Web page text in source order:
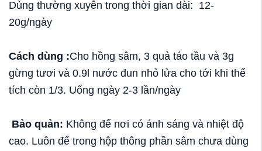
Dùng thường xuyên trong thời gian dài: 12-
20g/ngày
Cách dùng :Cho hồng sâm, 3 quả táo tầu và 3g
gừng tươi và 0.9l nước đun nhỏ lửa cho tới khi thể
tích còn 1/3. Uống ngày 2-3 lần/ngày
Bảo quản: Không để nơi có ánh sáng và nhiệt độ
cao. Luôn để trong hộp thông phần sâm chưa dùng